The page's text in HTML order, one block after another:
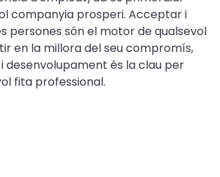
companyia prosperi. Acceptar i
persones són el motor de qualsevol
en la millora del seu compromís,
desenvolupament és la clau per
fita professional.